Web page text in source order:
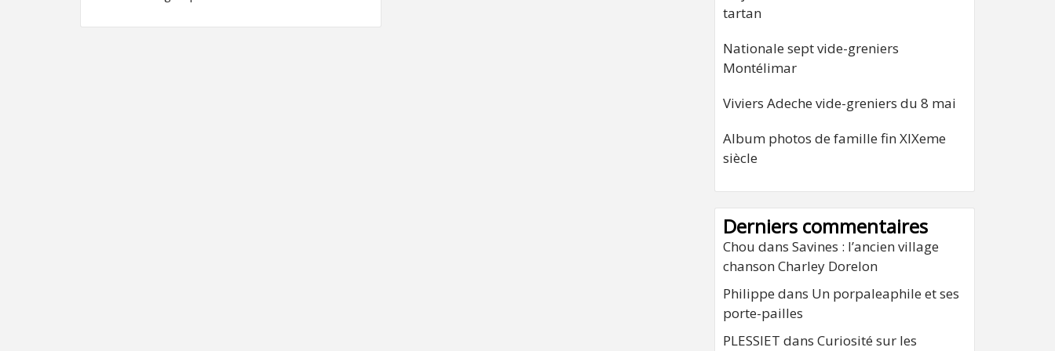
tartan
Nationale sept vide-greniers
Montélimar
Viviers Adeche vide-greniers du 8 mai
Album photos de famille fin XIXeme
siècle
Derniers commentaires
Chou dans Savines : l’ancien village
chanson Charley Dorelon
Philippe dans Un porpaleaphile et ses
porte-pailles
PLESSIET dans Curiosité sur les